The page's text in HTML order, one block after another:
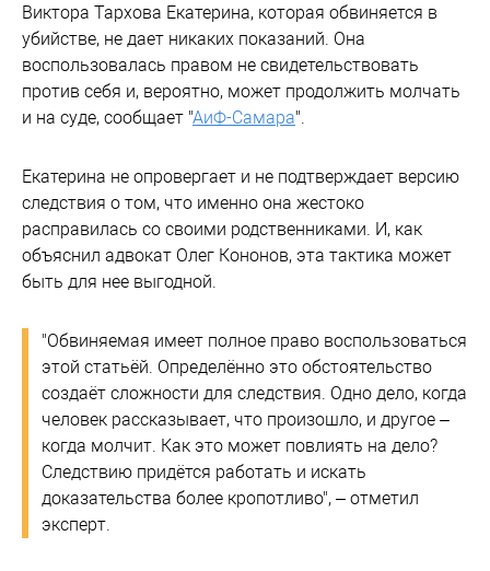
Виктора Тархова Екатерина, которая обвиняется в
убийстве, не дает никаких показаний. Она
воспользовалась правом не свидетельствовать
против себя и, вероятно, может продолжить молчать
и на суде, сообщает "АиФ-Самара".
Екатерина не опровергает и не подтверждает версию
следствия о том, что именно она жестоко
расправилась со своими родственниками. И, как
объяснил адвокат Олег Кононов, эта тактика может
быть для нее выгодной.
"Обвиняемая имеет полное право воспользоваться
этой статьёй. Определённо это обстоятельство
создаёт сложности для следствия. Одно дело, когда
человек рассказывает, что произошло, и другое –
когда молчит. Как это может повлиять на дело?
Следствию придётся работать и искать
доказательства более кропотливо", – отметил
эксперт.